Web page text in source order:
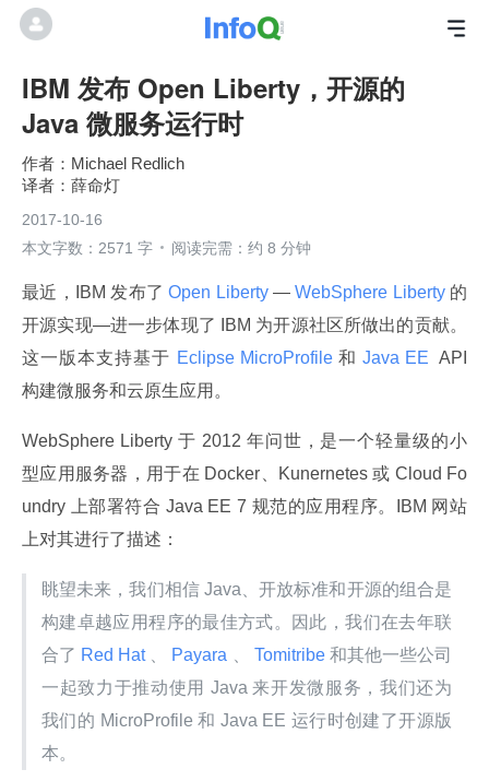
IBM 发布 Open Liberty，开源的
Java 微服务运行时
Michael Redlich
薛命灯
2017-10-16
本文字数：2571 字
阅读完需：约 8 分钟
最近，IBM 发布了 Open Liberty — WebSphere Liberty 的
开源实现—进一步体现了 IBM 为开源社区所做出的贡献。
这一版本支持基于 Eclipse MicroProfile 和 Java EE API
构建微服务和云原生应用。
WebSphere Liberty 于 2012 年问世，是一个轻量级的小
型应用服务器，用于在 Docker、Kunernetes 或 Cloud Fo
undry 上部署符合 Java EE 7 规范的应用程序。IBM 网站
上对其进行了描述：
眺望未来，我们相信 Java、开放标准和开源的组合是
构建卓越应用程序的最佳方式。因此，我们在去年联
合了 Red Hat Payara Tomitribe 和其他一些公司
一起致力于推动使用 Java 来开发微服务，我们还为
我们的 MicroProfile 和 Java EE 运行时创建了开源版
本。